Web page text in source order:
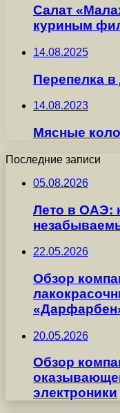
Салат
куриным
14.08.2025
Перепелка в
14.08.2023
Мясные
Последние записи
05.08.2026
Лето в ОАЭ:
22.05.2026
Обзор
20.05.2026
Обзор
электроники